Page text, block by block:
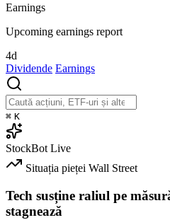
Earnings
Upcoming earnings report
4d
Dividende Earnings
⌘ K
StockBot Live
Situația pieței Wall Street
Tech susține raliul pe
stagnează